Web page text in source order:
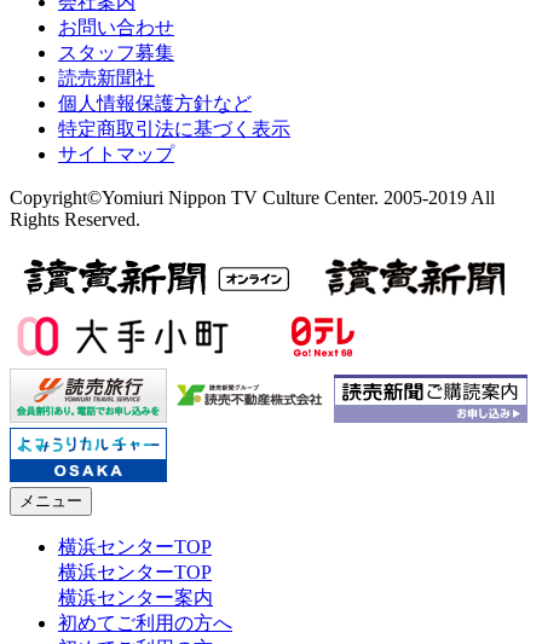
お問い合わせ
スタッフ募集
読売新聞社
個人情報保護方針など
特定商取引法に基づく表示
サイトマップ
Copyright©Yomiuri Nippon TV Culture Center. 2005-2019 All
Rights Reserved.
メニュー
横浜センターTOP
横浜センターTOP
横浜センター案内
初めてご利用の方へ